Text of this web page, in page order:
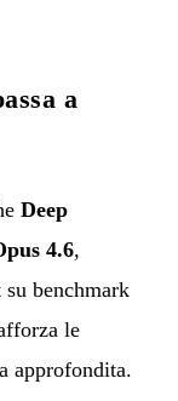
a
Deep
4.6,
benchmark
le
approfondita.